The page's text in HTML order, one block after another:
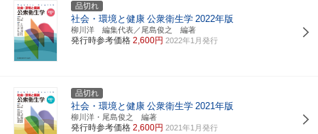
品切れ
社会・環境と健康 公衆衛生学 2022年版
柳川洋 編集代表／尾島俊之 編著
発行時参考価格 2,600円 2022年1月発行
品切れ
社会・環境と健康 公衆衛生学 2021年版
柳川洋・尾島俊之 編著
発行時参考価格 2,600円 2021年1月発行